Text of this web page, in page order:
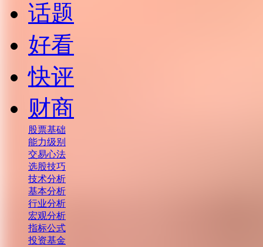
话题
好看
快评
财商
股票基础
能力级别
交易心法
选股技巧
技术分析
基本分析
行业分析
宏观分析
指标公式
投资基金